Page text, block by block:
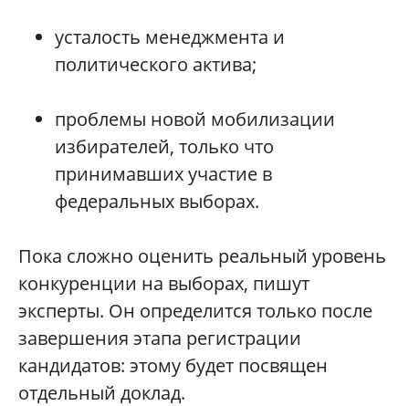
усталость менеджмента и
политического актива;
проблемы новой мобилизации
избирателей, только что
принимавших участие в
федеральных выборах.
Пока сложно оценить реальный уровень
конкуренции на выборах, пишут
эксперты. Он определится только после
завершения этапа регистрации
кандидатов: этому будет посвящен
отдельный доклад.